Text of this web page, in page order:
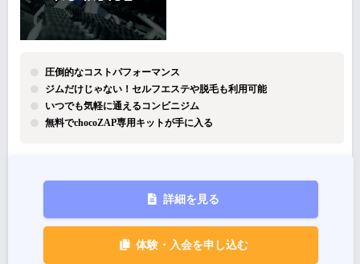
圧倒的なコストパフォーマンス
ジムだけじゃない！セルフエステや脱毛も利用可能
いつでも気軽に通えるコンビニジム
無料でchocoZAP専用キットが手に入る
詳細を見る
体験・入会を申し込む